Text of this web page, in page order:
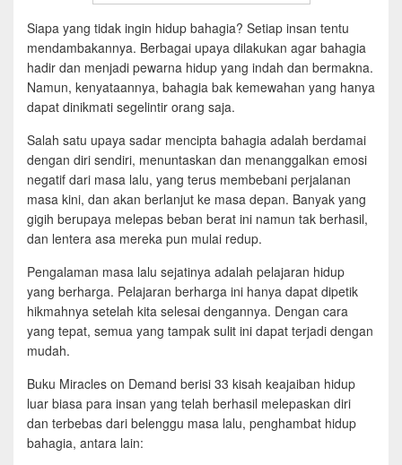
Siapa yang tidak ingin hidup bahagia? Setiap insan tentu
mendambakannya. Berbagai upaya dilakukan agar bahagia
hadir dan menjadi pewarna hidup yang indah dan bermakna.
Namun, kenyataannya, bahagia bak kemewahan yang hanya
dapat dinikmati segelintir orang saja.
Salah satu upaya sadar mencipta bahagia adalah berdamai
dengan diri sendiri, menuntaskan dan menanggalkan emosi
negatif dari masa lalu, yang terus membebani perjalanan
masa kini, dan akan berlanjut ke masa depan. Banyak yang
gigih berupaya melepas beban berat ini namun tak berhasil,
dan lentera asa mereka pun mulai redup.
Pengalaman masa lalu sejatinya adalah pelajaran hidup
yang berharga. Pelajaran berharga ini hanya dapat dipetik
hikmahnya setelah kita selesai dengannya. Dengan cara
yang tepat, semua yang tampak sulit ini dapat terjadi dengan
mudah.
Buku Miracles on Demand berisi 33 kisah keajaiban hidup
luar biasa para insan yang telah berhasil melepaskan diri
dan terbebas dari belenggu masa lalu, penghambat hidup
bahagia, antara lain: